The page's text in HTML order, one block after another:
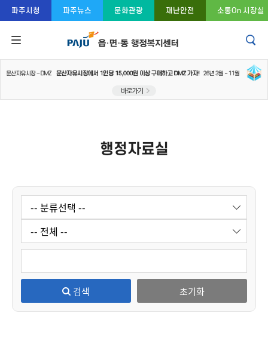
콘텐츠 바로가기
주메뉴 바로가기
푸터 바로가기
파주시청 파주뉴스 문화관광 재난안전 소통On 시장실
행정자료실
검색 초기화